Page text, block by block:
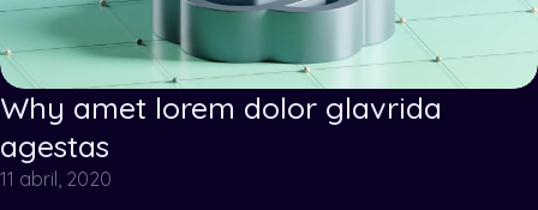
Why amet lorem dolor glavrida
agestas
11 abril, 2020